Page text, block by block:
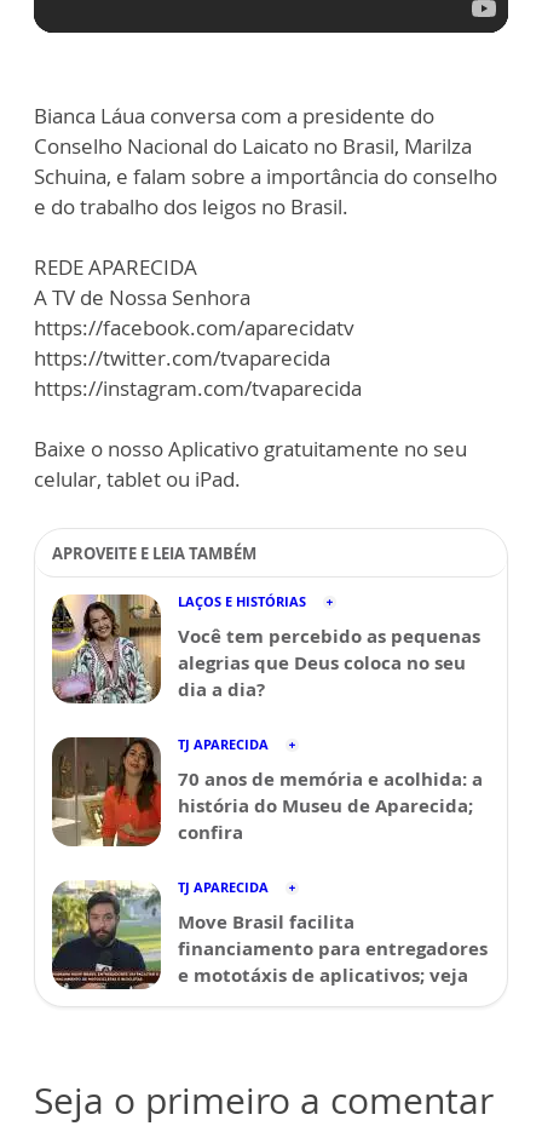
Bianca Láua conversa com a presidente do
Conselho Nacional do Laicato no Brasil, Marilza
Schuina, e falam sobre a importância do conselho
e do trabalho dos leigos no Brasil.
REDE APARECIDA
A TV de Nossa Senhora
https://facebook.com/aparecidatv
https://twitter.com/tvaparecida
https://instagram.com/tvaparecida
Baixe o nosso Aplicativo gratuitamente no seu
celular, tablet ou iPad.
APROVEITE E LEIA TAMBÉM
LAÇOS E HISTÓRIAS
Você tem percebido as pequenas
alegrias que Deus coloca no seu
dia a dia?
TJ APARECIDA
70 anos de memória e acolhida: a
história do Museu de Aparecida;
confira
TJ APARECIDA
Move Brasil facilita
financiamento para entregadores
e mototáxis de aplicativos; veja
Seja o primeiro a comentar